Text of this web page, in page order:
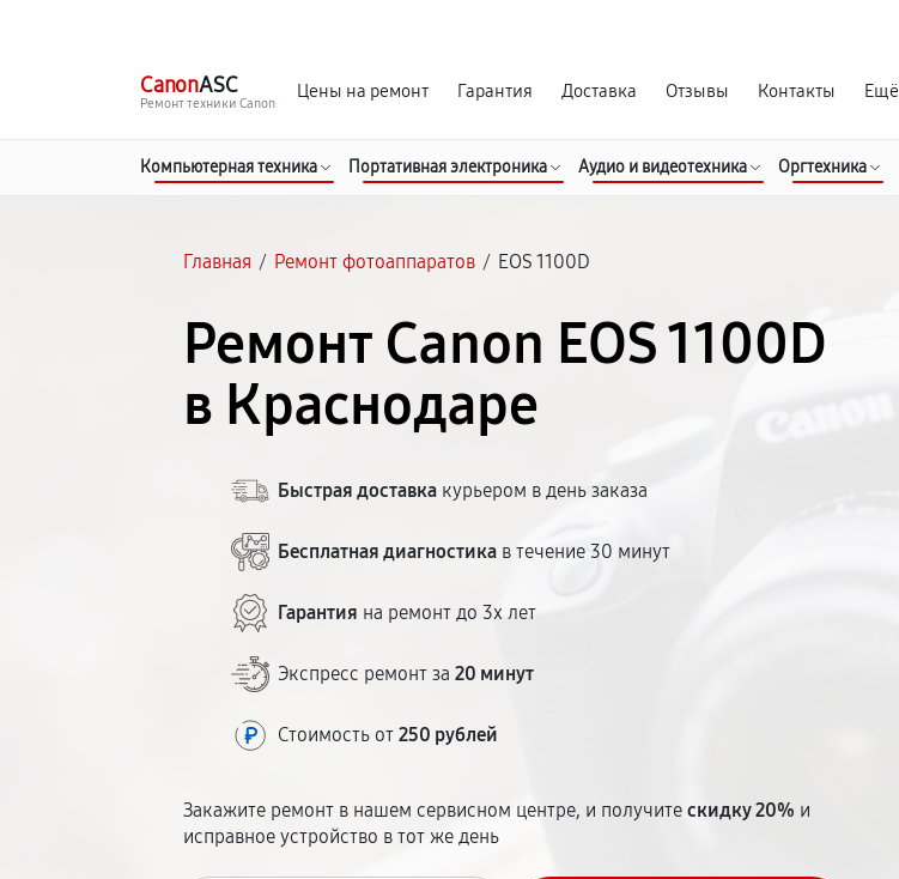
CanonASC
Ремонт техники Canon
Цены на ремонт Гарантия Доставка Отзывы Контакты Ещё
Компьютерная техника Портативная электроника Аудио и видеотехника Оргтехника
Главная / Ремонт фотоаппаратов / EOS 1100D
Ремонт Canon EOS 1100D
в Краснодаре
Быстрая доставка курьером в день заказа
Бесплатная диагностика в течение 30 минут
Гарантия на ремонт до 3х лет
Экспресс ремонт за20 минут
Стоимость от250 рублей
Закажите ремонт в нашем сервисном центре, и получитескидку 20% и
исправное устройство в тот же день